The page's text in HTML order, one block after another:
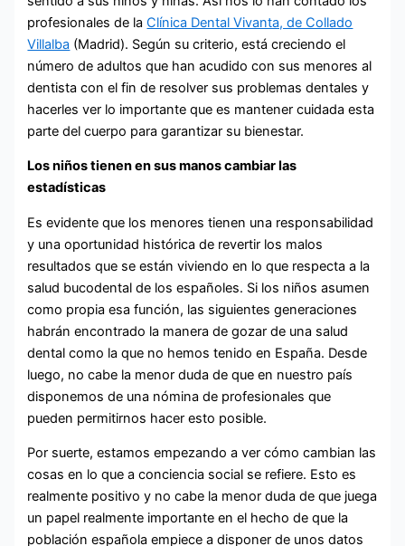
profesionales de laClínica Dental Vivanta, de Collado
Villalba (Madrid). Según su criterio, está creciendo el
número de adultos que han acudido con sus menores al
dentista con el fin de resolver sus problemas dentales y
hacerles ver lo importante que es mantener cuidada esta
parte del cuerpo para garantizar su bienestar.
Los niños tienen en sus manos cambiar las
estadísticas
Es evidente que los menores tienen una responsabilidad
y una oportunidad histórica de revertir los malos
resultados que se están viviendo en lo que respecta a la
salud bucodental de los españoles. Si los niños asumen
como propia esa función, las siguientes generaciones
habrán encontrado la manera de gozar de una salud
dental como la que no hemos tenido en España. Desde
luego, no cabe la menor duda de que en nuestro país
disponemos de una nómina de profesionales que
pueden permitirnos hacer esto posible.
Por suerte, estamos empezando a ver cómo cambian las
cosas en lo que a conciencia social se refiere. Esto es
realmente positivo y no cabe la menor duda de que juega
un papel realmente importante en el hecho de que la
población española empiece a disponer de unos datos